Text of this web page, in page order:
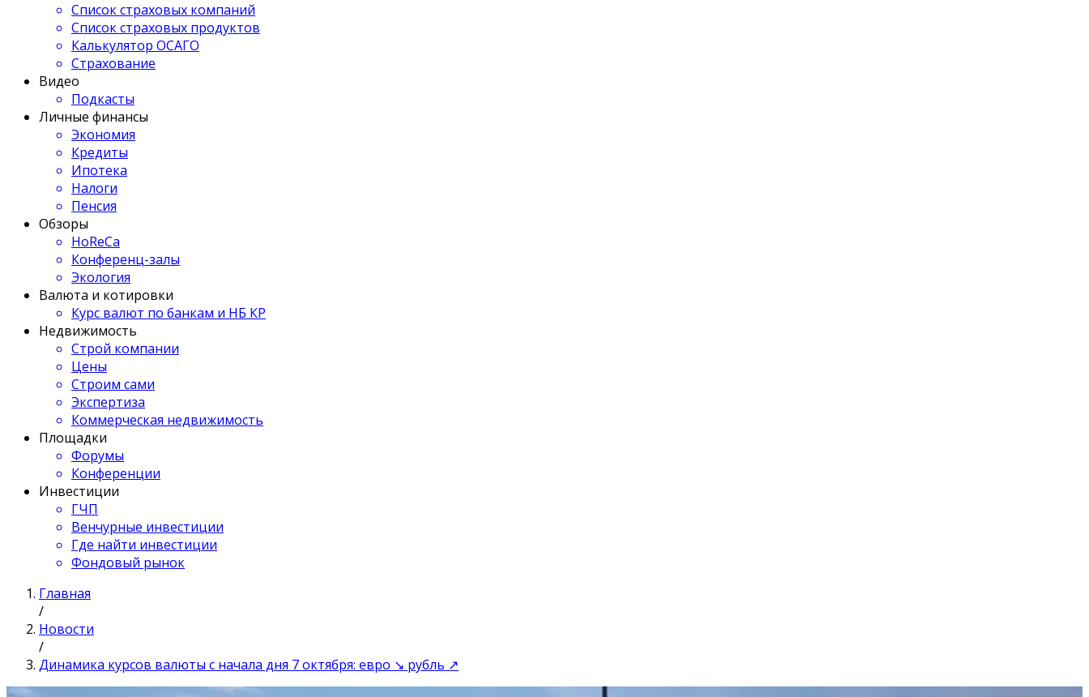
Список страховых компаний
Список страховых продуктов
Калькулятор ОСАГО
Страхование
Видео
Подкасты
Личные финансы
Экономия
Кредиты
Ипотека
Налоги
Пенсия
Обзоры
HoReCa
Конференц-залы
Экология
Валюта и котировки
Курс валют по банкам и НБ КР
Недвижимость
Строй компании
Цены
Строим сами
Экспертиза
Коммерческая недвижимость
Площадки
Форумы
Конференции
Инвестиции
ГЧП
Венчурные инвестиции
Где найти инвестиции
Фондовый рынок
Главная
/
Новости
/
Динамика курсов валюты с начала дня 7 октября: евро ↘ рубль ↗